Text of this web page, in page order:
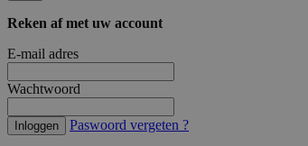
Reken af met uw account
E-mail adres
Wachtwoord
Inloggen Paswoord vergeten ?